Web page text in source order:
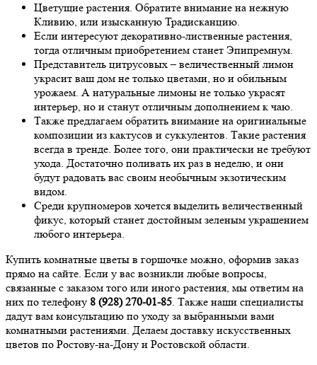
Цветущие растения. Обратите внимание на нежную
Кливию, или изысканную Традисканцию.
Если интересуют декоративно-лиственные растения,
тогда отличным приобретением станет Эпипремнум.
Представитель цитрусовых – величественный лимон
украсит ваш дом не только цветами, но и обильным
урожаем. А натуральные лимоны не только украсят
интерьер, но и станут отличным дополнением к чаю.
Также предлагаем обратить внимание на оригинальные
композиции из кактусов и суккулентов. Такие растения
всегда в тренде. Более того, они практически не требуют
ухода. Достаточно поливать их раз в неделю, и они
будут радовать вас своим необычным экзотическим
видом.
Среди крупномеров хочется выделить величественный
фикус, который станет достойным зеленым украшением
любого интерьера.
Купить комнатные цветы в горшочке можно, оформив заказ
прямо на сайте. Если у вас возникли любые вопросы,
связанные с заказом того или иного растения, мы ответим на
них по телефону 8 (928) 270-01-85. Также наши специалисты
дадут вам консультацию по уходу за выбранными вами
комнатными растениями. Делаем доставку искусственных
цветов по Ростову-на-Дону и Ростовской области.